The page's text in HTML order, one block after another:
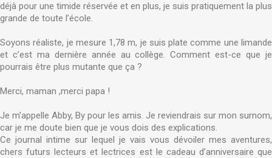
déjà pour une timide réservée et en plus, je suis pratiquement la plus
grande de toute l’école.
Soyons réaliste, je mesure 1,78 m, je suis plate comme une limande
et c’est ma dernière année au collège. Comment est-ce que je
pourrais être plus mutante que ça ?
Merci, maman ,merci papa !
Je m’appelle Abby, By pour les amis. Je reviendrais sur mon surnom,
car je me doute bien que je vous dois des explications.
Ce journal intime sur lequel je vais vous dévoiler mes aventures,
chers futurs lecteurs et lectrices est le cadeau d’anniversaire que